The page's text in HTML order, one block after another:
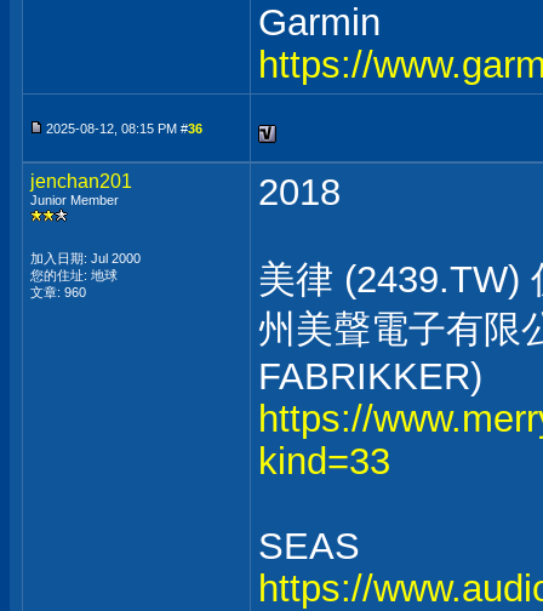
Garmin
https://
2025-08-12, 08:15 PM #36
jenchan201
Junior Member
加入日期: Jul 2000
您的住址: 地球
文章: 960
2018
美律 (2439.TW)
州美聲電子有限
FABRIKKER)
https://
kind=33
SEAS
https://